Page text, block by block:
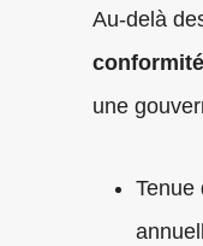
Au-delà
une
Tenue